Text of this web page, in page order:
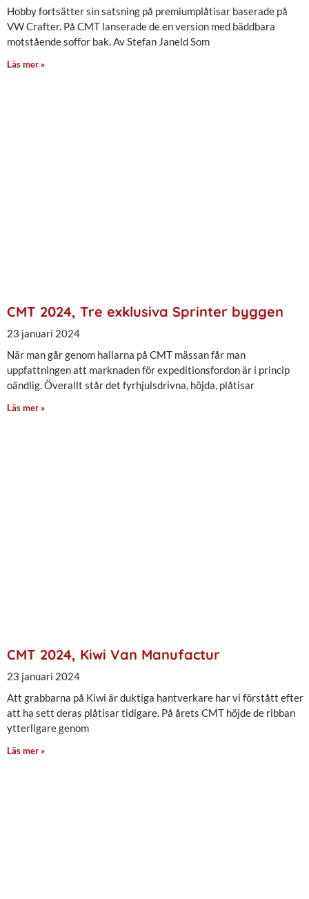
Hobby fortsätter sin satsning på premiumplåtisar baserade på
VW Crafter. På CMT lanserade de en version med bäddbara
motstående soffor bak. Av Stefan Janeld Som
Läs mer »
CMT 2024, Tre exklusiva Sprinter byggen
23 januari 2024
När man går genom hallarna på CMT mässan får man
uppfattningen att marknaden för expeditionsfordon är i princip
oändlig. Överallt står det fyrhjulsdrivna, höjda, plåtisar
Läs mer »
CMT 2024, Kiwi Van Manufactur
23 januari 2024
Att grabbarna på Kiwi är duktiga hantverkare har vi förstått efter
att ha sett deras plåtisar tidigare. På årets CMT höjde de ribban
ytterligare genom
Läs mer »